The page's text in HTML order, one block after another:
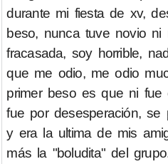
durante mi fiesta de xv,
beso, nunca tuve novio ni
fracasada, soy horrible,
que me odio, me odio
primer beso es que ni fue
fue por desesperación, se
y era la ultima de mis
más la "boludita" del